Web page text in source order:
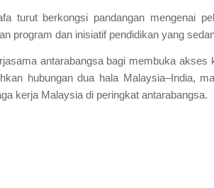
turut berkongsi pandangan mengenai
program dan inisiatif pendidikan yang
antarabangsa bagi membuka akses
hubungan dua hala Malaysia–India,
kerja Malaysia di peringkat antarabangsa.